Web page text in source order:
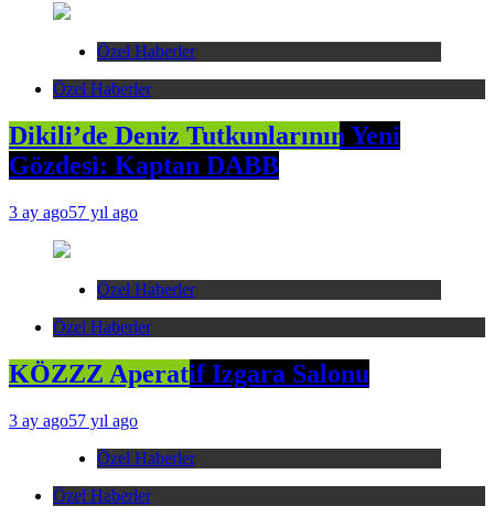
Özel Haberler
Özel Haberler
Dikili’de Deniz Tutkunlarının Yeni
Gözdesi: Kaptan DABB
3 ay ago57 yıl ago
Özel Haberler
Özel Haberler
KÖZZZ Aperatif Izgara Salonu
3 ay ago57 yıl ago
Özel Haberler
Özel Haberler